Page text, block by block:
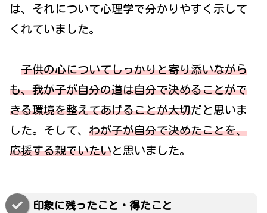
は、それについて心理学で分かりやすく示して
くれていました。
子供の心についてしっかりと寄り添いながら
も、我が子が自分の道は自分で決めることがで
きる環境を整えてあげることが大切だと思いま
した。そして、 わが子が自分で決めたことを、
応援する親でいたいと思いました。
印象に残ったこと・得たこと